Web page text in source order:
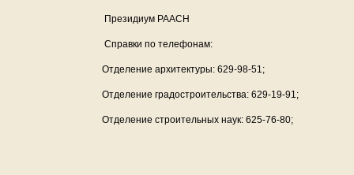
Президиум РААСН
Справки по телефонам:
Отделение архитектуры: 629-98-51;
Отделение градостроительства: 629-19-91;
Отделение строительных наук: 625-76-80;